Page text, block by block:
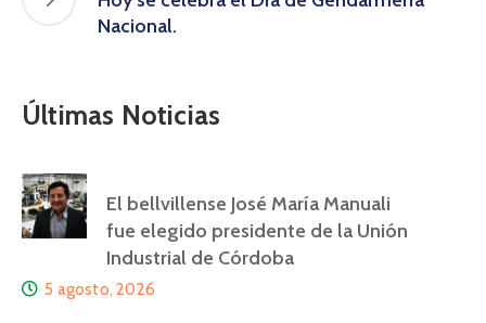
Nacional.
Últimas Noticias
El bellvillense José María Manuali
fue elegido presidente de la Unión
Industrial de Córdoba
5 agosto, 2026